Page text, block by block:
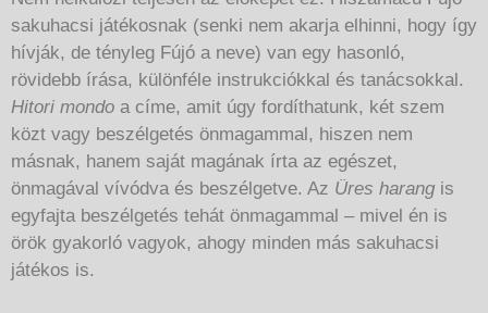
sakuhacsi játékosnak (senki nem akarja elhinni, hogy így
hívják, de tényleg Fújó a neve) van egy hasonló,
rövidebb írása, különféle instrukciókkal és tanácsokkal.
Hitori mondo a címe, amit úgy fordíthatunk, két szem
közt vagy beszélgetés önmagammal, hiszen nem
másnak, hanem saját magának írta az egészet,
önmagával vívódva és beszélgetve. Az Üres harang is
egyfajta beszélgetés tehát önmagammal – mivel én is
örök gyakorló vagyok, ahogy minden más sakuhacsi
játékos is.